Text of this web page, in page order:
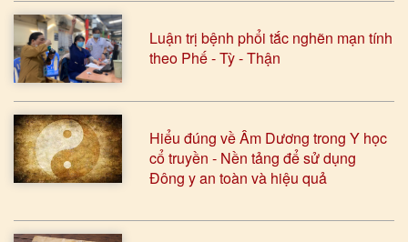
Luận trị bệnh phổi tắc nghẽn mạn tính
theo Phế - Tỳ - Thận
Hiểu đúng về Âm Dương trong Y học
cổ truyền - Nền tảng để sử dụng
Đông y an toàn và hiệu quả